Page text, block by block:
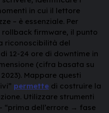
in cui il lettore
– è essenziale. Per
firmware, il punto
riconoscibilità del
12-24 ore di downtime in
(cifra basata su
Mappare questi
permette di costruire la
Utilizzare strumenti
“prima dell’errore → fase